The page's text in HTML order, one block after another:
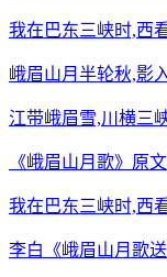
我在巴东三峡时,西
峨眉山月半轮秋,影
江带峨眉雪,川横三
《峨眉山月歌》原
我在巴东三峡时,西
李白《峨眉山月歌